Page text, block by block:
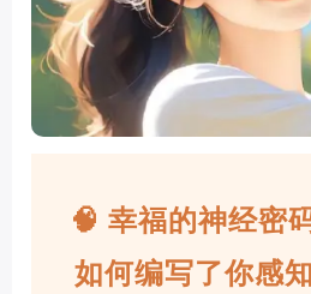
🧠 幸福的神经密
如何编写了你感